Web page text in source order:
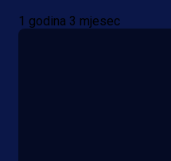
1 godina 3 mjesec